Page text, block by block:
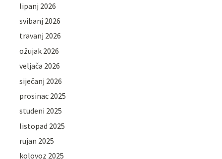
lipanj 2026
svibanj 2026
travanj 2026
ožujak 2026
veljača 2026
siječanj 2026
prosinac 2025
studeni 2025
listopad 2025
rujan 2025
kolovoz 2025